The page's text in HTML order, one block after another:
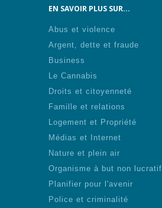
EN SAVOIR PLUS SUR...
Abus et violence
Argent, dette et fraude
Business
Le Cannabis
Droits et citoyenneté
Famille et relations
Logement et Propriété
Médias et Internet
Nature et plein air
Organisme à but non lucratif
Planifier pour l'avenir
Police et criminalité